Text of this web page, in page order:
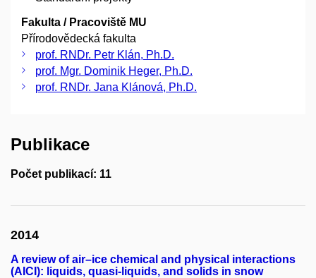
Fakulta / Pracoviště MU
Přírodovědecká fakulta
prof. RNDr. Petr Klán, Ph.D.
prof. Mgr. Dominik Heger, Ph.D.
prof. RNDr. Jana Klánová, Ph.D.
Publikace
Počet publikací: 11
2014
A review of air–ice chemical and physical interactions
(AICI): liquids, quasi-liquids, and solids in snow